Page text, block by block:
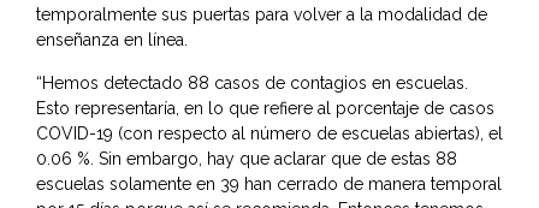
temporalmente sus puertas para volver a la modalidad de
enseñanza en línea.
“Hemos detectado 88 casos de contagios en escuelas.
Esto representaría, en lo que refiere al porcentaje de casos
COVID-19 (con respecto al número de escuelas abiertas), el
0.06 %. Sin embargo, hay que aclarar que de estas 88
escuelas solamente en 39 han cerrado de manera temporal